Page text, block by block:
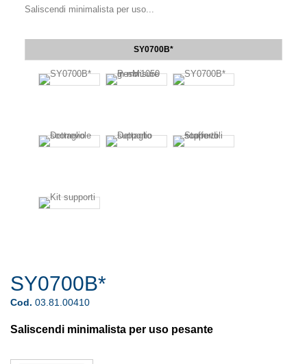
Saliscendi minimalista per uso...
SY0700B*
SY0700B*
Cod. 03.81.00410
Saliscendi minimalista per uso pesante